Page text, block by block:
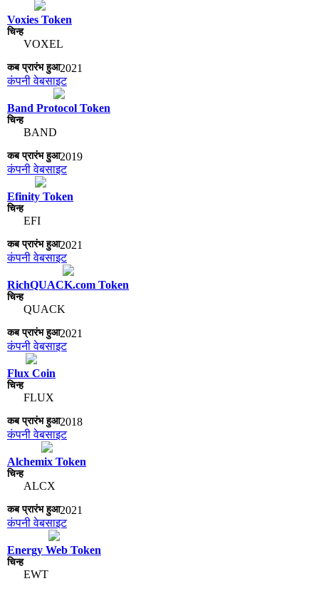
Voxies Token
VOXEL
2021
कंपनी वेबसाइट
Band Protocol Token
BAND
2019
कंपनी वेबसाइट
Efinity Token
EFI
2021
कंपनी वेबसाइट
RichQUACK.com Token
QUACK
2021
कंपनी वेबसाइट
Flux Coin
FLUX
2018
कंपनी वेबसाइट
Alchemix Token
ALCX
2021
कंपनी वेबसाइट
Energy Web Token
EWT